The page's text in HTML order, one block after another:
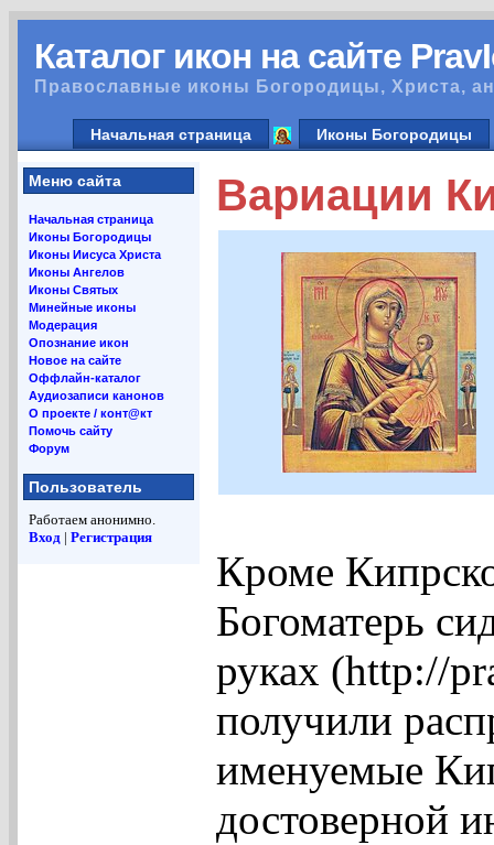
Каталог икон на сайте
Православные иконы Богородицы, Христа,
Начальная страница Иконы Богородицы
Меню сайта
Начальная страница
Иконы Богородицы
Иконы Иисуса Христа
Иконы Ангелов
Иконы Святых
Минейные иконы
Модерация
Опознание икон
Новое на сайте
Оффлайн-каталог
Аудиозаписи канонов
О проекте / конт@кт
Помочь сайту
Форум
Пользователь
Работаем анонимно.
Вход | Регистрация
Вариации
Кроме
Богоматерь
руках (http://
получили
именуемые
достоверной